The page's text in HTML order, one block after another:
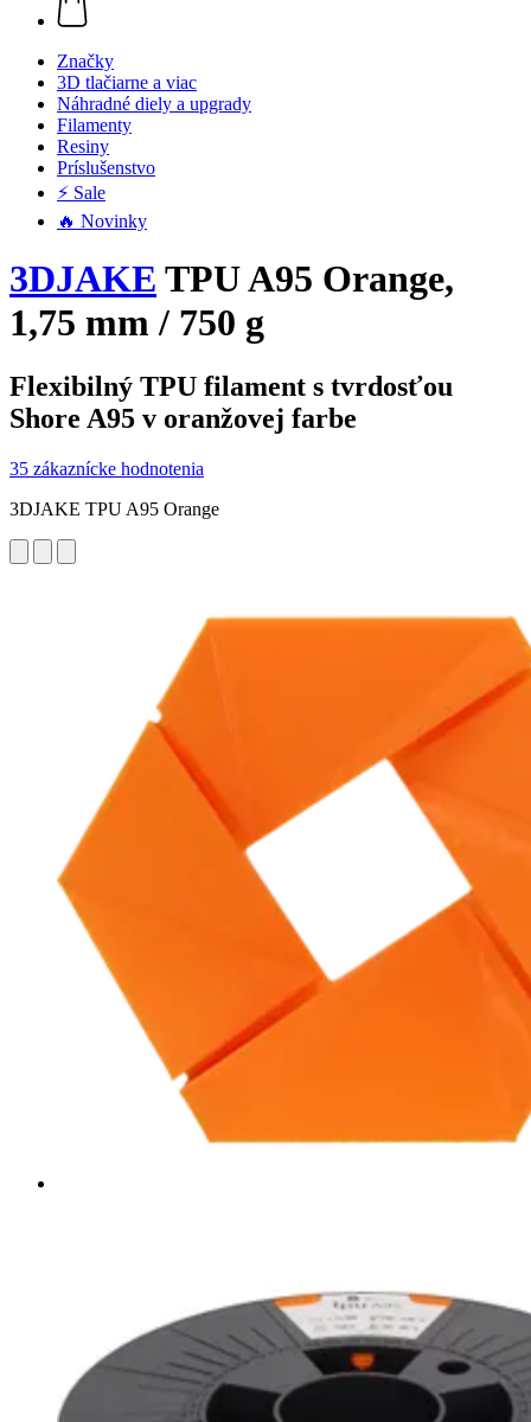
Značky
3D tlačiarne a viac
Náhradné diely a upgrady
Filamenty
Resiny
Príslušenstvo
⚡ Sale
🔥 Novinky
3DJAKE TPU A95 Orange,
1,75 mm / 750 g
Flexibilný TPU filament s tvrdosťou
Shore A95 v oranžovej farbe
35 zákaznícke hodnotenia
3DJAKE TPU A95 Orange